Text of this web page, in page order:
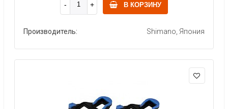
В КОРЗИНУ
Производитель: Shimano, Япония